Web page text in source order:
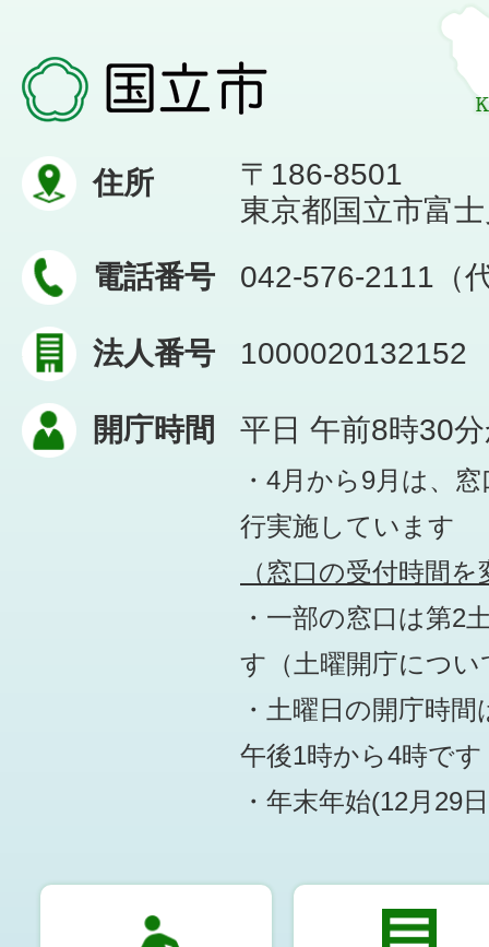
住所
〒186-8501
東京都国立市富
電話番号
042-576-2111（
法人番号 1000020132152
開庁時間 平日 午前8時30
・4月から9月は、
行実施しています
（窓口の受付時間
・一部の窓口は第2
す （土曜開庁につ
・土曜日の開庁時
午後1時から4時です
・年末年始(12月29